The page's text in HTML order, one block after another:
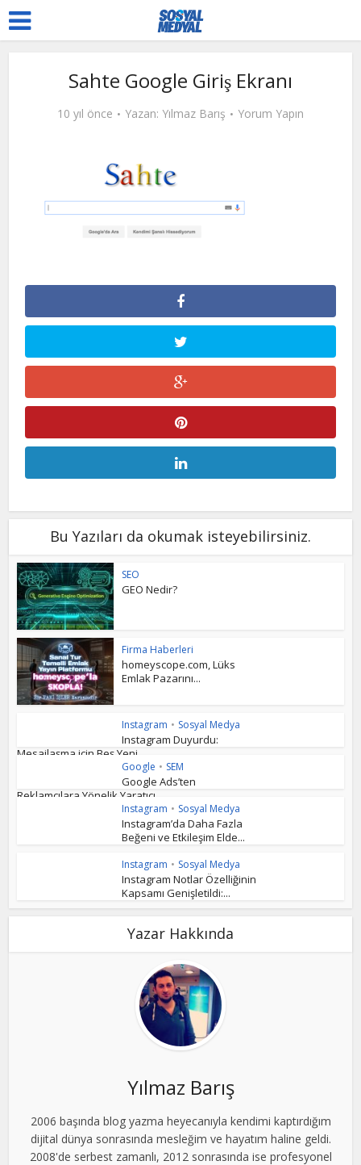
Sahte Google Giriş Ekranı
10 yıl önce Yazan: Yılmaz Barış Yorum Yapın
Bu Yazıları da okumak isteyebilirsiniz.
SEO
GEO Nedir?
Firma Haberleri
homeyscope.com, Lüks
Emlak Pazarını...
Instagram • Sosyal Medya
Instagram Duyurdu:
Mesajlaşma için Beş Yeni...
Google • SEM
Google Ads’ten
Reklamcılara Yönelik Yaratıcı...
Instagram • Sosyal Medya
Instagram’da Daha Fazla
Beğeni ve Etkileşim Elde...
Instagram • Sosyal Medya
Instagram Notlar Özelliğinin
Kapsamı Genişletildi:...
Yazar Hakkında
Yılmaz Barış
2006 başında blog yazma heyecanıyla kendimi kaptırdığım
dijital dünya sonrasında mesleğim ve hayatım haline geldi.
2008'de serbest zamanlı, 2012 sonrasında ise profesyonel